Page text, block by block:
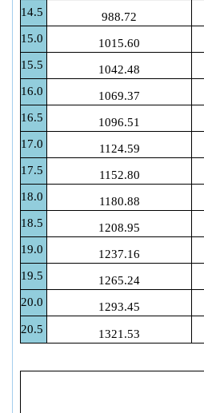
14.5
988.72
15.0
1015.60
15.5
1042.48
16.0
1069.37
16.5
1096.51
17.0
1124.59
17.5
1152.80
18.0
1180.88
18.5
1208.95
19.0
1237.16
19.5
1265.24
20.0
1293.45
20.5
1321.53